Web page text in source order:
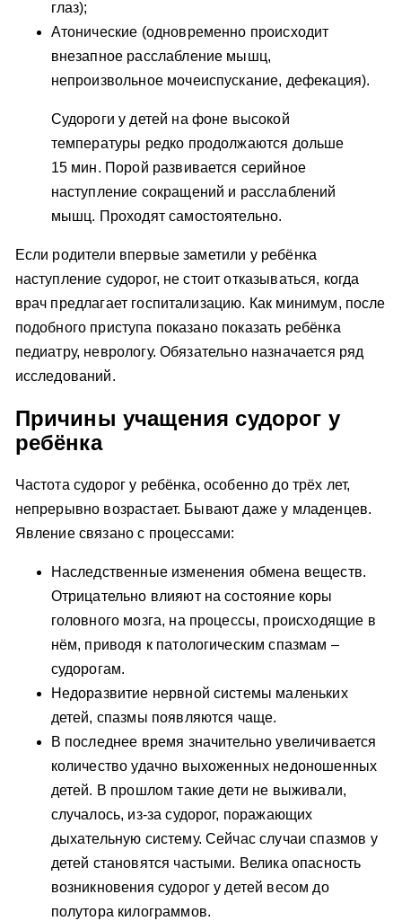
глаз);
Атонические (одновременно происходит
внезапное расслабление мышц,
непроизвольное мочеиспускание, дефекация).
Судороги у детей на фоне высокой
температуры редко продолжаются дольше
15 мин. Порой развивается серийное
наступление сокращений и расслаблений
мышц. Проходят самостоятельно.
Если родители впервые заметили у ребёнка
наступление судорог, не стоит отказываться, когда
врач предлагает госпитализацию. Как минимум, после
подобного приступа показано показать ребёнка
педиатру, неврологу. Обязательно назначается ряд
исследований.
Причины учащения судорог у
ребёнка
Частота судорог у ребёнка, особенно до трёх лет,
непрерывно возрастает. Бывают даже у младенцев.
Явление связано с процессами:
Наследственные изменения обмена веществ.
Отрицательно влияют на состояние коры
головного мозга, на процессы, происходящие в
нём, приводя к патологическим спазмам –
судорогам.
Недоразвитие нервной системы маленьких
детей, спазмы появляются чаще.
В последнее время значительно увеличивается
количество удачно выхоженных недоношенных
детей. В прошлом такие дети не выживали,
случалось, из-за судорог, поражающих
дыхательную систему. Сейчас случаи спазмов у
детей становятся частыми. Велика опасность
возникновения судорог у детей весом до
полутора килограммов.